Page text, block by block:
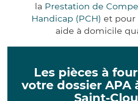
la Prestation de
Handicap (PCH) et pour
aide à domicile
Les pièces à
votre dossier APA
Saint-